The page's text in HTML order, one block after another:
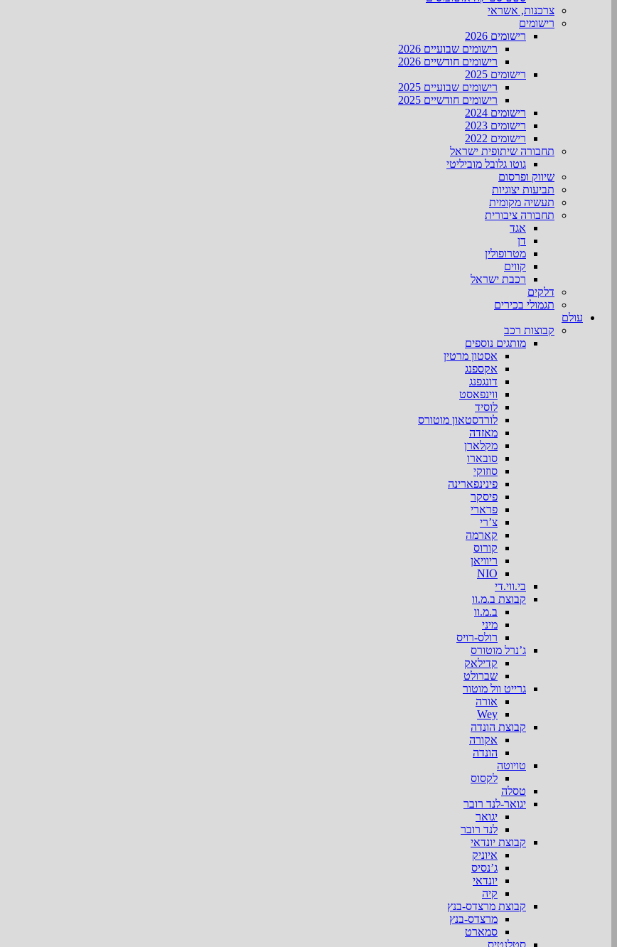
צרכנות, אשראי
רישומים
רישומים 2026
רישומים שבועיים 2026
רישומים חודשיים 2026
רישומים 2025
רישומים שבועיים 2025
רישומים חודשיים 2025
רישומים 2024
רישומים 2023
רישומים 2022
תחבורה שיתופית ישראל
גוטו גלובל מוביליטי
שיווק ופרסום
תביעות יצוגיות
תעשיה מקומית
תחבורה ציבורית
אגד
דן
מטרופולין
קווים
רכבת ישראל
דלקים
תגמולי בכירים
עולם
קבוצות רכב
מותגים נוספים
אסטון מרטין
אקספנג
דונגפנג
ווינפאסט
לוסיד
לורדסטאון מוטורס
מאזדה
מקלארן
סובארו
סוזוקי
פינינפארינה
פיסקר
פרארי
צ’רי
קארמה
קורוס
ריוויאן
NIO
בי.ווי.די
קבוצת ב.מ.וו
ב.מ.וו
מיני
רולס-רויס
ג’נרל מוטורס
קדילאק
שברולט
גרייט וול מוטור
אורה
Wey
קבוצת הונדה
אקורה
הונדה
טויוטה
לקסוס
טסלה
יגואר-לנד רובר
יגואר
לנד רובר
קבוצת יונדאי
איוניק
ג’נסיס
יונדאי
קיה
קבוצת מרצדס-בנץ
מרצדס-בנץ
סמארט
סטלנטיס